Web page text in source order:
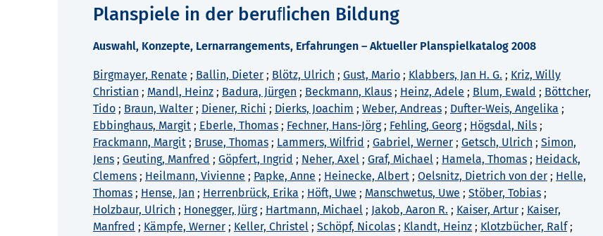
Planspiele in der beruﬂichen Bildung
Auswahl, Konzepte, Lernarrangements, Erfahrungen – Aktueller Planspielkatalog 2008
Birgmayer, Renate ; Ballin, Dieter ; Blötz, Ulrich ; Gust, Mario ; Klabbers, Jan H. G. ; Kriz, Willy
Christian ; Mandl, Heinz ; Badura, Jürgen ; Beckmann, Klaus ; Heinz, Adele ; Blum, Ewald ; Böttcher,
Tido ; Braun, Walter ; Diener, Richi ; Dierks, Joachim ; Weber, Andreas ; Dufter-Weis, Angelika ;
Ebbinghaus, Margit ; Eberle, Thomas ; Fechner, Hans-Jörg; Fehling, Georg; Högsdal, Nils ;
Frackmann, Margit ; Bruse, Thomas ; Lammers, Wilfrid ; Gabriel, Werner ; Getsch, Ulrich ; Simon,
Jens ; Geuting, Manfred ; Göpfert, Ingrid ; Neher, Axel ; Graf, Michael ; Hamela, Thomas ; Heidack,
Clemens ; Heilmann, Vivienne ; Papke, Anne ; Heinecke, Albert ; Oelsnitz, Dietrich von der ; Helle,
Thomas ; Hense, Jan ; Herrenbrück, Erika ; Höft, Uwe ; Manschwetus, Uwe ; Stöber, Tobias ;
Holzbaur, Ulrich ; Honegger, Jürg; Hartmann, Michael ; Jakob, Aaron R. ; Kaiser, Artur ; Kaiser,
Manfred ; Kämpfe, Werner ; Keller, Christel ; Schöpf, Nicolas ; Klandt, Heinz ; Klotzbücher, Ralf;